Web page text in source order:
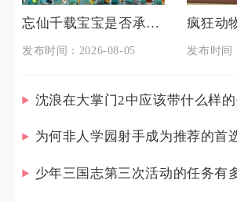
忘仙千载宝宝是否承载着某种秘密
发布时间：2026-08-05 发布时间
沈浪在大掌门2中应该带什么样
为何非人学园射手成为推荐的首